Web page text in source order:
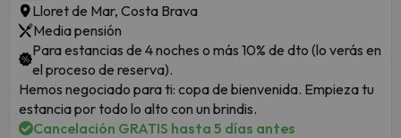
Lloret de Mar, Costa Brava
Media pensión
Para estancias de 4 noches o más 10% de dto (lo verás en
el proceso de reserva).
Hemos negociado para ti: copa de bienvenida. Empieza tu
estancia por todo lo alto con un brindis.
Cancelación GRATIS hasta 5 días antes